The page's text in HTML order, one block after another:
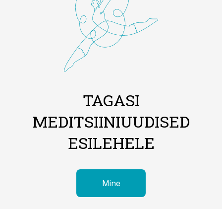
TAGASI
MEDITSIINIUUDISED
ESILEHELE
Mine